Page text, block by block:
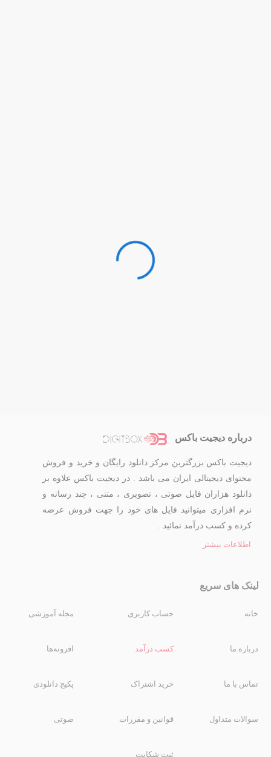
درباره دیجیت باکس
دیجیت باکس بزرگترین مرکز دانلود رایگان و خرید و فروش
محتوای دیجیتالی ایران می باشد . در دیجیت باکس علاوه بر
دانلود هزاران فایل صوتی ، تصویری ، متنی ، چند رسانه و
نرم افزاری میتوانید فایل های خود را جهت فروش عرضه
کرده و کسب درآمد نمائید .
اطلاعات بیشتر
لینک های سریع
خانه
درباره ما
تماس با ما
سوالات متداول
حساب کاربری
کسب درآمد
خرید اشتراک
قوانین و مقررات
ثبت شکایت
مجله آموزشی
افزونه‌ها
پکیج دانلودی
صوتی